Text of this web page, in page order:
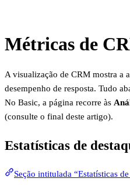
Métricas de
A visualização de CRM mostra a
desempenho de resposta. Tudo
No Basic, a página recorre às
(consulte o final deste artigo).
Estatísticas de
Seção intitulada “Estatísticas